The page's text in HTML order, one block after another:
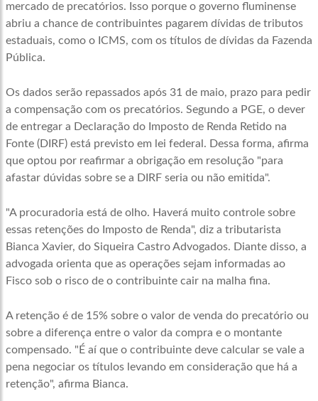
mercado de precatórios. Isso porque o governo fluminense
abriu a chance de contribuintes pagarem dívidas de tributos
estaduais, como o ICMS, com os títulos de dívidas da Fazenda
Pública.
Os dados serão repassados após 31 de maio, prazo para pedir
a compensação com os precatórios. Segundo a PGE, o dever
de entregar a Declaração do Imposto de Renda Retido na
Fonte (DIRF) está previsto em lei federal. Dessa forma, afirma
que optou por reafirmar a obrigação em resolução "para
afastar dúvidas sobre se a DIRF seria ou não emitida".
"A procuradoria está de olho. Haverá muito controle sobre
essas retenções do Imposto de Renda", diz a tributarista
Bianca Xavier, do Siqueira Castro Advogados. Diante disso, a
advogada orienta que as operações sejam informadas ao
Fisco sob o risco de o contribuinte cair na malha fina.
A retenção é de 15% sobre o valor de venda do precatório ou
sobre a diferença entre o valor da compra e o montante
compensado. "É aí que o contribuinte deve calcular se vale a
pena negociar os títulos levando em consideração que há a
retenção", afirma Bianca.